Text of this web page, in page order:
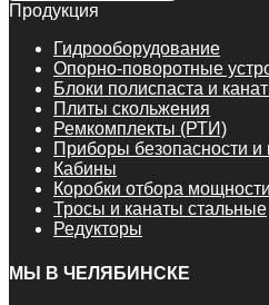
Продукция
Гидрооборудование
Опорно-поворотные
Блоки полиспаста и
Плиты скольжения
Ремкомплекты (РТИ)
Приборы безопасности
Кабины
Коробки отбора
Тросы и канаты стальные
Редукторы
МЫ В ЧЕЛЯБИНСКЕ